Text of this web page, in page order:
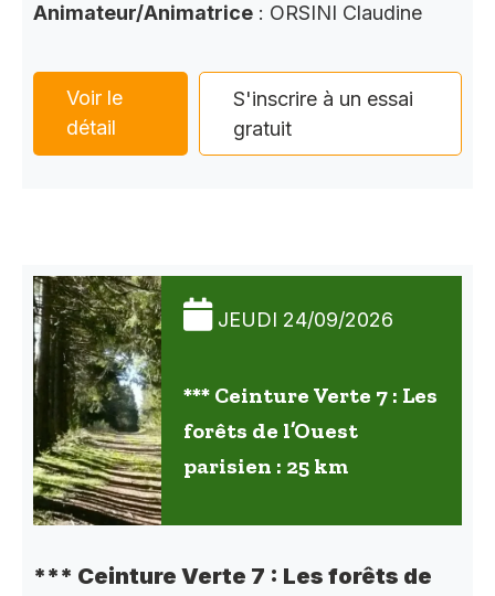
Animateur/Animatrice : ORSINI Claudine
Voir le
détail
S'inscrire à un essai
gratuit
JEUDI 24/09/2026
*** Ceinture Verte 7 : Les
forêts de l’Ouest
parisien : 25 km
*** Ceinture Verte 7 : Les forêts de